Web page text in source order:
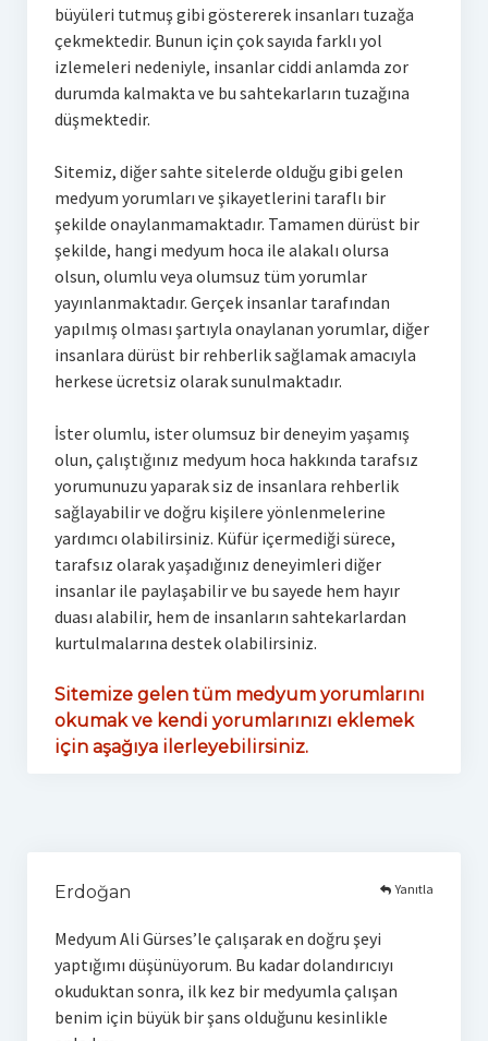
büyüleri tutmuş gibi göstererek insanları tuzağa
çekmektedir. Bunun için çok sayıda farklı yol
izlemeleri nedeniyle, insanlar ciddi anlamda zor
durumda kalmakta ve bu sahtekarların tuzağına
düşmektedir.
Sitemiz, diğer sahte sitelerde olduğu gibi gelen
medyum yorumları ve şikayetlerini taraflı bir
şekilde onaylanmamaktadır. Tamamen dürüst bir
şekilde, hangi medyum hoca ile alakalı olursa
olsun, olumlu veya olumsuz tüm yorumlar
yayınlanmaktadır. Gerçek insanlar tarafından
yapılmış olması şartıyla onaylanan yorumlar, diğer
insanlara dürüst bir rehberlik sağlamak amacıyla
herkese ücretsiz olarak sunulmaktadır.
İster olumlu, ister olumsuz bir deneyim yaşamış
olun, çalıştığınız medyum hoca hakkında tarafsız
yorumunuzu yaparak siz de insanlara rehberlik
sağlayabilir ve doğru kişilere yönlenmelerine
yardımcı olabilirsiniz. Küfür içermediği sürece,
tarafsız olarak yaşadığınız deneyimleri diğer
insanlar ile paylaşabilir ve bu sayede hem hayır
duası alabilir, hem de insanların sahtekarlardan
kurtulmalarına destek olabilirsiniz.
Sitemize gelen tüm medyum yorumlarını
okumak ve kendi yorumlarınızı eklemek
için aşağıya ilerleyebilirsiniz.
Erdoğan
Medyum Ali Gürses’le çalışarak en doğru şeyi
yaptığımı düşünüyorum. Bu kadar dolandırıcıyı
okuduktan sonra, ilk kez bir medyumla çalışan
benim için büyük bir şans olduğunu kesinlikle
Yanıtla